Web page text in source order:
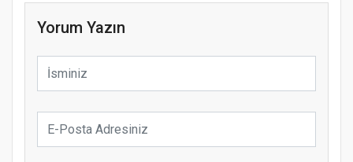
Yorum Yazın